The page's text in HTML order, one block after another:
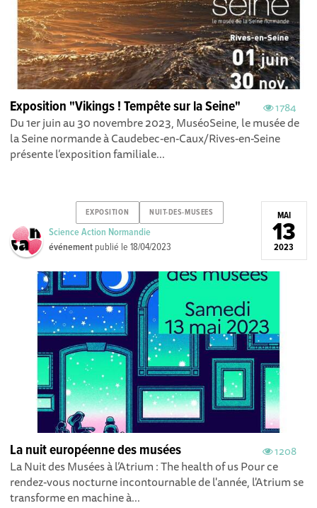
1784
Exposition "Vikings ! Tempête sur la Seine"
Du 1er juin au 30 novembre 2023, MuséoSeine, le musée de
la Seine normande à Caudebec-en-Caux/Rives-en-Seine
présente l’exposition familiale...
EXPOSITION NUIT-DES-MUSEES
Science Action Normandie
événement publié le18/04/2023
MAI
13
2023
1208
La nuit européenne des musées
La Nuit des Musées à l’Atrium : The health of us Pour ce
rendez-vous nocturne incontournable de l'année, l'Atrium se
transforme en machine à...